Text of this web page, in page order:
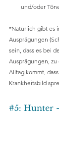
und/oder
*Natürlich gibt es
Ausprägungen
sein, dass es bei
Ausprägungen,
Alltag kommt,
Krankheitsbild
#5: Hunter